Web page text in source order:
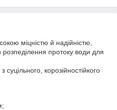
міцністю й надійністю,
розпеділення протоку води для
суцільного, корозійностійкого